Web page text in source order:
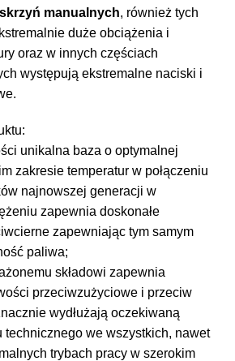
skrzyń manualnych, również tych
duże obciążenia i
oraz w innych częściach
występują ekstremalne naciski i
unikalna baza o optymalnej
zakresie temperatur w połączeniu
najnowszej generacji w
zapewnia doskonałe
zapewniając tym samym
paliwa;
składowi zapewnia
przeciwzużyciowe i przeciw
wydłużają oczekiwaną
technicznego we wszystkich, nawet
trybach pracy w szerokim